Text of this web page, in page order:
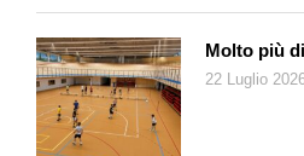
Molto più
22 Luglio